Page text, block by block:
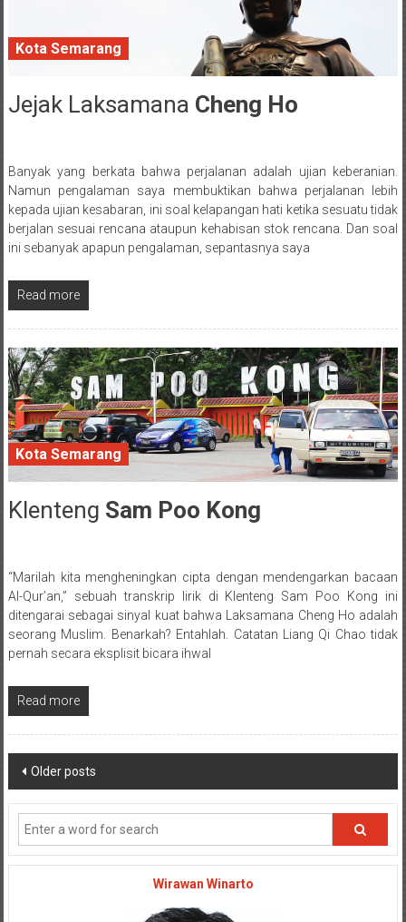
Kota Semarang
13 March 2017
Jejak Laksamana Cheng Ho
Posted By: wirawan
Banyak yang berkata bahwa perjalanan adalah ujian keberanian.
Namun pengalaman saya membuktikan bahwa perjalanan lebih
kepada ujian kesabaran, ini soal kelapangan hati ketika sesuatu tidak
berjalan sesuai rencana ataupun kehabisan stok rencana. Dan soal
ini sebanyak apapun pengalaman, sepantasnya saya
Read more
Kota Semarang
12 March 2017
Klenteng Sam Poo Kong
Posted By: wirawan
“Marilah kita mengheningkan cipta dengan mendengarkan bacaan
Al-Qur’an,” sebuah transkrip lirik di Klenteng Sam Poo Kong ini
ditengarai sebagai sinyal kuat bahwa Laksamana Cheng Ho adalah
seorang Muslim. Benarkah? Entahlah. Catatan Liang Qi Chao tidak
pernah secara eksplisit bicara ihwal
Read more
Posts navigation
Older posts
Wirawan Winarto